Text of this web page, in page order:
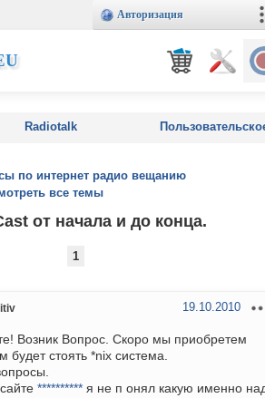
Авторизация
Radiotalk
по интернет радио вещанию
все темы
от начала и до конца.
1
19.10.2010
Возник Вопрос. Скоро мы приобретем
будет стоять *nix система.
********** я не п онял какую именно